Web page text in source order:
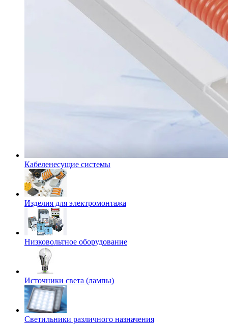
Кабеленесущие системы
Изделия для электромонтажа
Низковольтное оборудование
Источники света (лампы)
Светильники различного назначения